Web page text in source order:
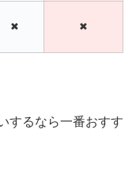
✖ ✖
するなら一番おすす